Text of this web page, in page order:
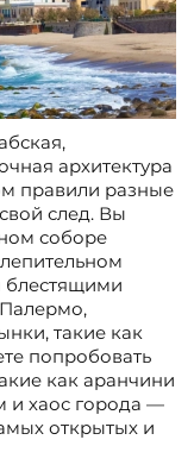
архитектура
правили разные
след. Вы
соборе
блестящими
такие как
попробовать
как аранчини
и хаос города —
открытых и